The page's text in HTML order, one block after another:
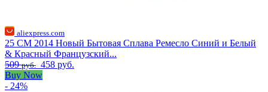
aliexpress.com
25 СМ 2014 Новый Бытовая Сплава Ремесло Синий и Белый
& Красный Французский...
509руб. 458 руб.
Buy Now
- 24%